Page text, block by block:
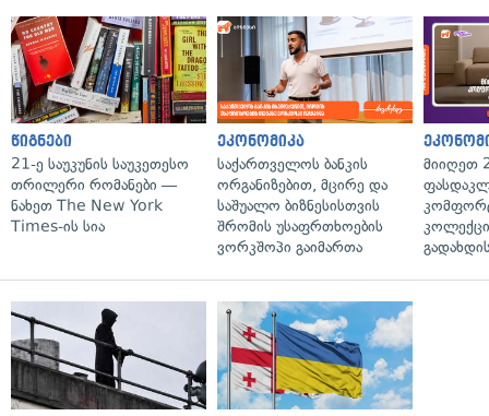
წიგნები
21-ე საუკუნის საუკეთესო
თრილერი რომანები —
ნახეთ The New York
Times-ის სია
ეკონომიკა
საქართველოს ბანკის
ორგანიზებით, მცირე და
საშუალო ბიზნესისთვის
შრომის უსაფრთხოების
ვორკშოპი გაიმართა
მიიღეთ